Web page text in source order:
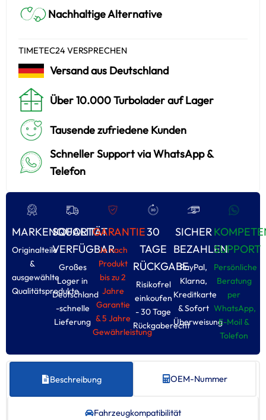
Nachhaltige Alternative
TIMETEC24 VERSPRECHEN
Versand aus Deutschland
Über 10.000 Turbolader auf Lager
Tausende zufriedene Kunden
Schneller Support via WhatsApp &
Telefon
MARKENQUALITÄT
Originalteile
&
ausgewählte
Qualitätsprodukte
SOFORT
VERFÜGBAR
Großes
Loger in
Deutschland
-schnelle
Lieferung
GARANTIE
Je nach
Produkt
bis zu 2
Jahre
Garantie
& 5 Jahre
Gewährleistung
30
TAGE
RÜCKGABE
Risikofrel
einkoufen
- 30 Tage
Rückgaberecht
SICHER
BEZAHLEN
PayPal,
Klarna,
Kreditkarte
& Sofort
Überweisung
SUPPORT
Persönliche
Beratung
per
WhatsApp,
E-Moil &
Tolefon
Beschreibung OEM-Nummer
Fahrzeug­kompatibilität